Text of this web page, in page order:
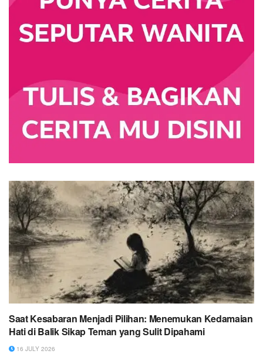
Saat Kesabaran Menjadi Pilihan: Menemukan Kedamaian
Hati di Balik Sikap Teman yang Sulit Dipahami
16 JULY 2026